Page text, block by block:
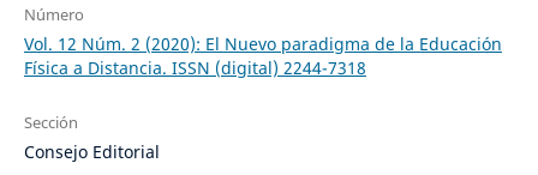
Número
Vol. 12 Núm. 2 (2020): El Nuevo paradigma de la Educación
Física a Distancia. ISSN (digital) 2244-7318
Sección
Consejo Editorial